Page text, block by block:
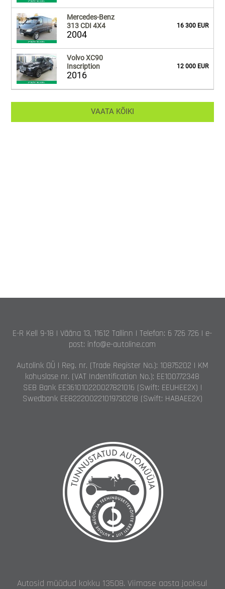
Mercedes-Benz
313 CDI 4X4
2004
16 300 EUR
Volvo XC90
Inscription
2016
12 000 EUR
VAATA KÕIKI
E-R Kell 9-18 | Vääna 13, 11612 Tallinn | Telefon: 6 726 726 | e-
post: info@e-autoline.com
Autolink OÜ | Reg. nr. (Trade Register No.): 10875202 | KM
kohuslase nr. (VAT Indentification No.): EE100772348
SEB Bank EE361010220027821016 (Swift: EEUHEE2X) |
Swedbank EE822200221019730218 (Swift: HABAEE2X)
Autosid müüdud kokku 13508. Viimase aasta jooksul